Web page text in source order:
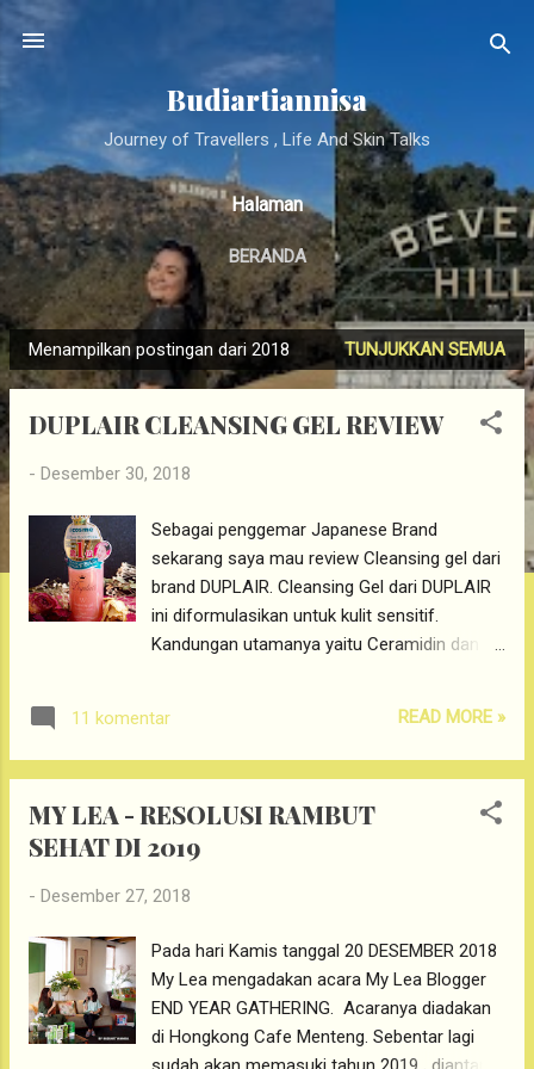
Budiartiannisa
Journey of Travellers , Life And Skin Talks
Halaman
BERANDA
P
o
Menampilkan postingan dari 2018 TUNJUKKAN SEMUA
DUPLAIR CLEANSING GEL REVIEW
- Desember 30, 2018
Sebagai penggemar Japanese Brand
sekarang saya mau review Cleansing gel dari
brand DUPLAIR. Cleansing Gel dari DUPLAIR
ini diformulasikan untuk kulit sensitif.
Kandungan utamanya yaitu Ceramidin dan
baik-baik ya review first impression saya
gunain Cleansing Gel DUPLAIR ini.
dari Jepang. Merupakan Luxurious Cosmetic
brand yang sering mangkal di chart COSME
adalah rating review untuk produk kosmetik
dari brand Duplair ini sendiri adalah memiliki
kandungan utama CERAMIDE , SOLLUBLE
COLLAGEN dan HYDROLYZE COLLAGEN.
Dengan penggunaan teknologi Hydrolysis Bio
11 komentar READ MORE »
MY LEA - RESOLUSI RAMBUT
SEHAT DI 2019
- Desember 27, 2018
Pada hari Kamis tanggal 20 DESEMBER 2018
My Lea mengadakan acara My Lea Blogger
END YEAR GATHERING. Acaranya diadakan
di Hongkong Cafe Menteng. Sebentar lagi